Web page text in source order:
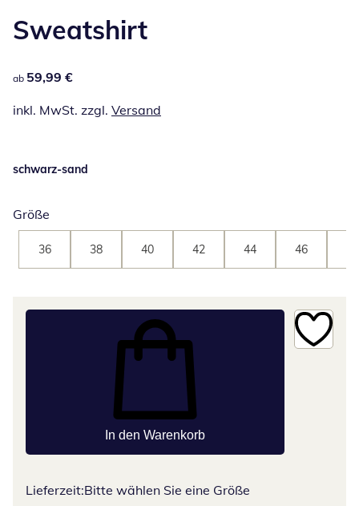
Sweatshirt
59,99 €
ab 59,99 €
inkl. MwSt. zzgl. Versand
schwarz-sand
Größe
36 38 40 42 44 46
In den Warenkorb
Lieferzeit:Bitte wählen Sie eine Größe